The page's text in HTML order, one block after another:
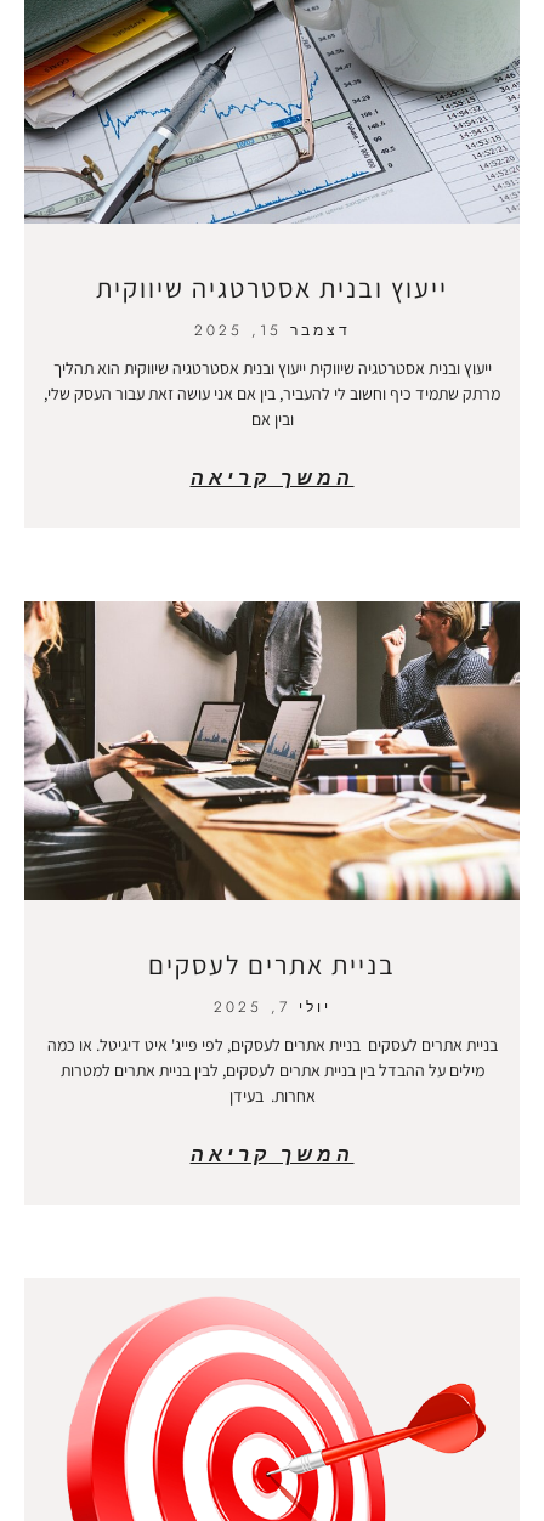
ייעוץ ובנית אסטרטגיה שיווקית
דצמבר 15, 2025
ייעוץ ובנית אסטרטגיה שיווקית ייעוץ ובנית אסטרטגיה שיווקית הוא תהליך
מרתק שתמיד כיף וחשוב לי להעביר, בין אם אני עושה זאת עבור העסק שלי,
ובין אם
המשך קריאה
בניית אתרים לעסקים
יולי 7, 2025
בניית אתרים לעסקים בניית אתרים לעסקים, לפי פייג' איט דיגיטל. או כמה
מילים על ההבדל בין בניית אתרים לעסקים, לבין בניית אתרים למטרות
אחרות. בעידן
המשך קריאה